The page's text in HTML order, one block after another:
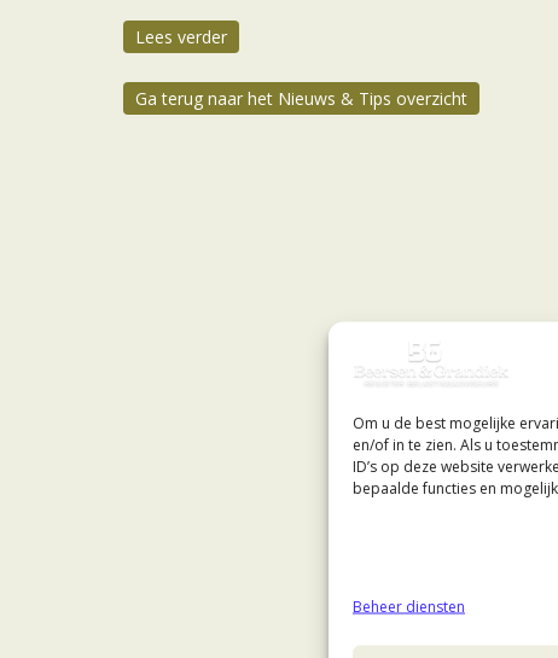
Om u de best mogelijke
en/of in te zien. Als u
ID’s op deze website
bepaalde functies en
Beheer diensten
Lees verder
Ga terug naar het Nieuws & Tips overzicht